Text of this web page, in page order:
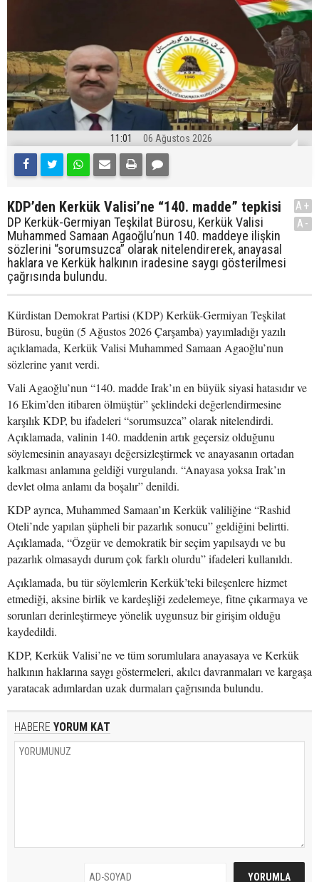
11:01 06 Ağustos 2026
KDP’den Kerkük Valisi’ne “140. madde” tepkisi
DP Kerkük-Germiyan Teşkilat Bürosu, Kerkük Valisi
Muhammed Samaan Agaoğlu’nun 140. maddeye ilişkin
sözlerini “sorumsuzca” olarak nitelendirerek, anayasal
haklara ve Kerkük halkının iradesine saygı gösterilmesi
çağrısında bulundu.
A+
A-
Kürdistan Demokrat Partisi (KDP) Kerkük-Germiyan Teşkilat
Bürosu, bugün (5 Ağustos 2026 Çarşamba) yayımladığı yazılı
açıklamada, Kerkük Valisi Muhammed Samaan Agaoğlu’nun
sözlerine yanıt verdi.
Vali Agaoğlu’nun “140. madde Irak’ın en büyük siyasi hatasıdır ve
16 Ekim’den itibaren ölmüştür” şeklindeki değerlendirmesine
karşılık KDP, bu ifadeleri “sorumsuzca” olarak nitelendirdi.
Açıklamada, valinin 140. maddenin artık geçersiz olduğunu
söylemesinin anayasayı değersizleştirmek ve anayasanın ortadan
kalkması anlamına geldiği vurgulandı. “Anayasa yoksa Irak’ın
devlet olma anlamı da boşalır” denildi.
KDP ayrıca, Muhammed Samaan’ın Kerkük valiliğine “Rashid
Oteli’nde yapılan şüpheli bir pazarlık sonucu” geldiğini belirtti.
Açıklamada, “Özgür ve demokratik bir seçim yapılsaydı ve bu
pazarlık olmasaydı durum çok farklı olurdu” ifadeleri kullanıldı.
Açıklamada, bu tür söylemlerin Kerkük’teki bileşenlere hizmet
etmediği, aksine birlik ve kardeşliği zedelemeye, fitne çıkarmaya ve
sorunları derinleştirmeye yönelik uygunsuz bir girişim olduğu
kaydedildi.
KDP, Kerkük Valisi’ne ve tüm sorumlulara anayasaya ve Kerkük
halkının haklarına saygı göstermeleri, akılcı davranmaları ve kargaşa
yaratacak adımlardan uzak durmaları çağrısında bulundu.
HABERE YORUM KAT